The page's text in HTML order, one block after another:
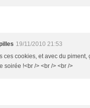
19/11/2010 21:53
ces cookies, et avec du
soirée !<br /> <br /> <br />